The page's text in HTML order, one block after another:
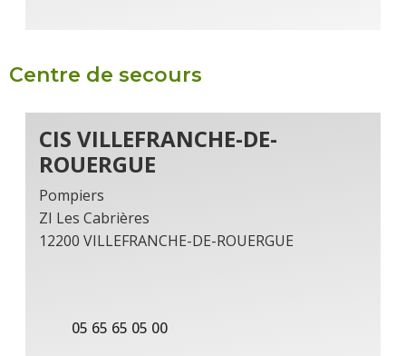
Centre de secours
CIS VILLEFRANCHE-DE-
ROUERGUE
Pompiers
ZI Les Cabrières
12200 VILLEFRANCHE-DE-ROUERGUE
05 65 65 05 00